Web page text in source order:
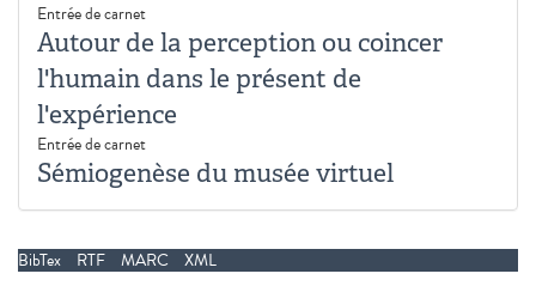
Entrée de carnet
Autour de la perception ou coincer
l'humain dans le présent de
l'expérience
Entrée de carnet
Sémiogenèse du musée virtuel
BibTex RTF MARC XML